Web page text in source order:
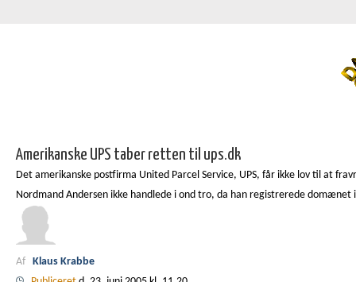
Amerikanske UPS taber retten til ups.dk
Det amerikanske postfirma United Parcel Service, UPS, får ikke lov til at
Nordmand Andersen ikke handlede i ond tro, da han registrerede
Af Klaus Krabbe